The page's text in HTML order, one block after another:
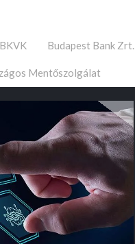
BKVK Budapest Bank Zrt.
Mentőszolgálat